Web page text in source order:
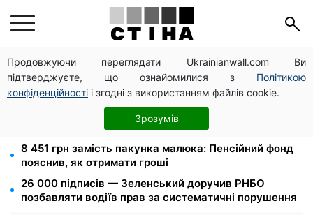
Продовжуючи переглядати Ukrainianwall.com Ви
підтверджуєте, що ознайомилися з Політикою
конфіденційності і згодні з використанням файлів cookie.
Зрозумів
Федоров звільнений і без бронювання: Камельчук
пропонує ексміністру мобілізацію на загальних
умовах
10 заявок — і МСЦ МВС приїде у громаду: обмін
прав, реєстрація авто та міжнародне посвідчення
8 451 грн замість пакунка малюка: Пенсійний фонд
пояснив, як отримати гроші
26 000 підписів — Зеленський доручив РНБО
позбавляти водіїв прав за систематичні порушення